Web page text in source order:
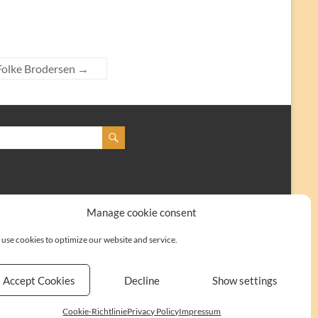
Manage cookie consent
cookies to optimize our website and service.
Accept Cookies Decline Show settings
Cookie-RichtliniePrivacy PolicyImpressum
Brodersen →
Cookie-Richtlinie (EU)